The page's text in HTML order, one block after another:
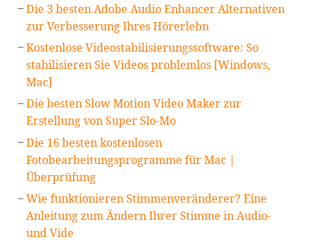
Die 3 besten Adobe Audio Enhancer Alternativen
zur Verbesserung Ihres Hörerlebn
Kostenlose Videostabilisierungssoftware: So
stabilisieren Sie Videos problemlos [Windows,
Mac]
Die besten Slow Motion Video Maker zur
Erstellung von Super Slo-Mo
Die 16 besten kostenlosen
Fotobearbeitungsprogramme für Mac |
Überprüfung
Wie funktionieren Stimmenveränderer? Eine
Anleitung zum Ändern Ihrer Stimme in Audio-
und Vide